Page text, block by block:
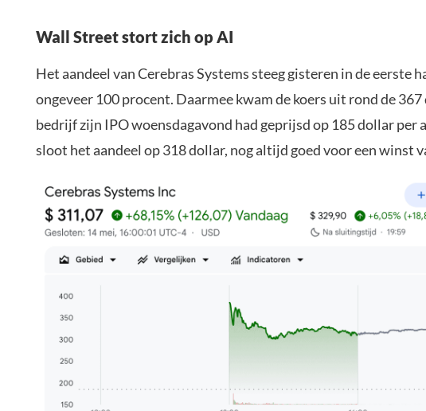
Wall Street stort zich op AI
Het aandeel van Cerebras Systems steeg gisteren in de eerste
ongeveer 100 procent. Daarmee kwam de koers uit rond de
bedrijf zijn IPO woensdagavond had geprijsd op 185 dollar per
sloot het aandeel op 318 dollar, nog altijd goed voor een winst